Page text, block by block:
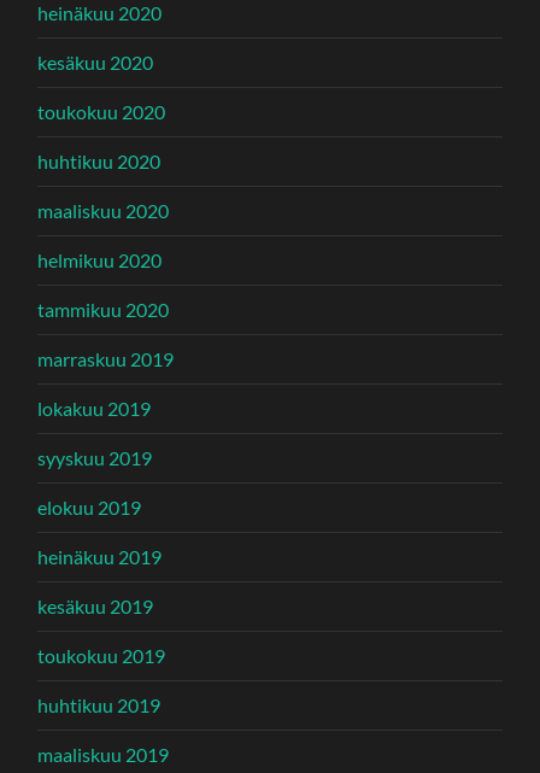
heinäkuu 2020
kesäkuu 2020
toukokuu 2020
huhtikuu 2020
maaliskuu 2020
helmikuu 2020
tammikuu 2020
marraskuu 2019
lokakuu 2019
syyskuu 2019
elokuu 2019
heinäkuu 2019
kesäkuu 2019
toukokuu 2019
huhtikuu 2019
maaliskuu 2019